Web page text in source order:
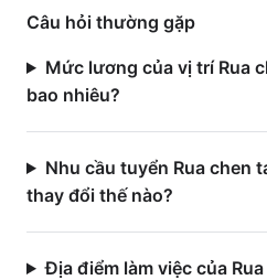
Câu hỏi thường gặp
Mức lương của vị trí Rua
bao nhiêu?
Nhu cầu tuyển Rua chen
thay đổi thế nào?
Địa điểm làm việc của